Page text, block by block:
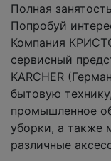
Полная
Попробуй
Компания
сервисный
KARCHER
бытовую
промышленное
уборки, а также
различные